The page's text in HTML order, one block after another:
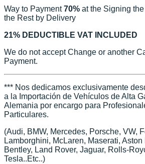
Way to Payment70% at the Signing
the Rest by Delivery
21% DEDUCTIBLE VAT INCLUDED
We do not accept Change or another
Payment.
*** Nos dedicamos exclusivamente
a la Importación de Vehículos de Alta
Alemania por encargo para
Particulares.
(Audi, BMW, Mercedes, Porsche, VW,
Lamborghini, McLaren, Maserati, Aston
Bentley, Land Rover, Jaguar, Rolls-
Tesla..Etc..)